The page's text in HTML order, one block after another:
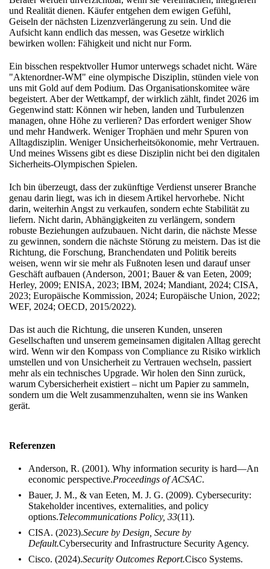
und Realität dienen. Käufer entgehen dem ewigen Gefühl,
Geiseln der nächsten Lizenzverlängerung zu sein. Und die
Aufsicht kann endlich das messen, was Gesetze wirklich
bewirken wollen: Fähigkeit und nicht nur Form.
Ein bisschen respektvoller Humor unterwegs schadet nicht. Wäre
"Aktenordner-WM" eine olympische Disziplin, stünden viele von
uns mit Gold auf dem Podium. Das Organisationskomitee wäre
begeistert. Aber der Wettkampf, der wirklich zählt, findet 2026 im
Gegenwind statt: Können wir heben, landen und Turbulenzen
managen, ohne Höhe zu verlieren? Das erfordert weniger Show
und mehr Handwerk. Weniger Trophäen und mehr Spuren von
Alltagdisziplin. Weniger Unsicherheitsökonomie, mehr Vertrauen.
Und meines Wissens gibt es diese Disziplin nicht bei den digitalen
Sicherheits-Olympischen Spielen.
Ich bin überzeugt, dass der zukünftige Verdienst unserer Branche
genau darin liegt, was ich in diesem Artikel hervorhebe. Nicht
darin, weiterhin Angst zu verkaufen, sondern echte Stabilität zu
liefern. Nicht darin, Abhängigkeiten zu verlängern, sondern
robuste Beziehungen aufzubauen. Nicht darin, die nächste Messe
zu gewinnen, sondern die nächste Störung zu meistern. Das ist die
Richtung, die Forschung, Branchendaten und Politik bereits
weisen, wenn wir sie mehr als Fußnoten lesen und darauf unser
Geschäft aufbauen (Anderson, 2001; Bauer & van Eeten, 2009;
Herley, 2009; ENISA, 2023; IBM, 2024; Mandiant, 2024; CISA,
2023; Europäische Kommission, 2024; Europäische Union, 2022;
WEF, 2024; OECD, 2015/2022).
Das ist auch die Richtung, die unseren Kunden, unseren
Gesellschaften und unserem gemeinsamen digitalen Alltag gerecht
wird. Wenn wir den Kompass von Compliance zu Risiko wirklich
umstellen und von Unsicherheit zu Vertrauen wechseln, passiert
mehr als ein technisches Upgrade. Wir holen den Sinn zurück,
warum Cybersicherheit existiert – nicht um Papier zu sammeln,
sondern um die Welt zusammenzuhalten, wenn sie ins Wanken
gerät.
Referenzen
Anderson, R. (2001). Why information security is hard—An
economic perspective.Proceedings of ACSAC.
Bauer, J. M., & van Eeten, M. J. G. (2009). Cybersecurity:
Stakeholder incentives, externalities, and policy
options.Telecommunications Policy, 33(11).
CISA. (2023).Secure by Design, Secure by
Default.Cybersecurity and Infrastructure Security Agency.
Cisco. (2024).Security Outcomes Report.Cisco Systems.